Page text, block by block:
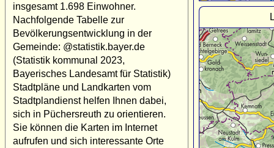
insgesamt 1.698 Einwohner.
Nachfolgende Tabelle zur
Bevölkerungsentwicklung in der
Gemeinde: @statistik.bayer.de
(Statistik kommunal 2023,
Bayerisches Landesamt für Statistik)
Stadtpläne und Landkarten vom
Stadtplandienst helfen Ihnen dabei,
sich in Püchersreuth zu orientieren.
Sie können die Karten im Internet
aufrufen und sich interessante Orte